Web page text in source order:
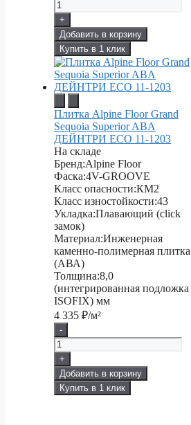
+
Добавить в корзину
Купить в 1 клик
Плитка Alpine Floor Grand
Sequoia Superior ABA
ДЕЙНТРИ ECO 11-1203
На складе
Бренд:Alpine Floor
Фаска:4V-GROOVE
Класс опасности:КМ2
Класс изностойкости:43
Укладка:Плавающий (click
замок)
Материал:Инженерная
каменно-полимерная плитка
(АВА)
Толщина:8,0
(интегрированная подложка
ISOFIX) мм
4 335 ₽/м²
-
+
Добавить в корзину
Купить в 1 клик